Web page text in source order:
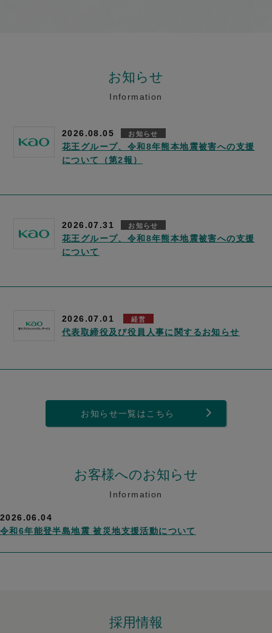
お知らせ
Information
2026.08.05 お知らせ
花王グループ、令和8年熊本地震被害への支援
について（第2報）
2026.07.31 お知らせ
花王グループ、令和8年熊本地震被害への支援
について
2026.07.01 経営
代表取締役及び役員人事に関するお知らせ
お知らせ一覧はこちら
お客様へのお知らせ
Information
2026.06.04
令和6年能登半島地震 被災地支援活動について
採用情報